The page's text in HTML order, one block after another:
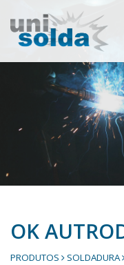
OK
PRODUTOS SOLDADURA